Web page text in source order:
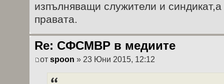
изпълняващи служители и
правата.
Re: СФСМВР в медиите
от spoon » 23 Юни 2015, 12:12